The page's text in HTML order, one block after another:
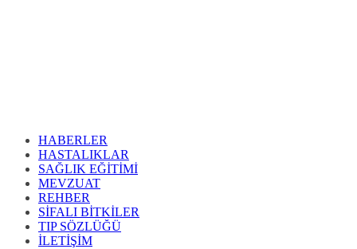
HABERLER
HASTALIKLAR
SAĞLIK EĞİTİMİ
MEVZUAT
REHBER
SİFALI BİTKİLER
TIP SÖZLÜĞÜ
İLETİŞİM